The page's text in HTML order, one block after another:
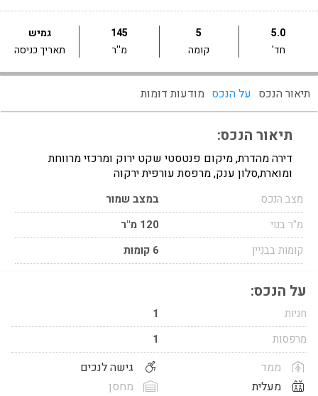
5.0
חד'
5
קומה
145
מ''ר
גמיש
תאריך כניסה
תיאור הנכס על הנכס מודעות דומות
תיאור הנכס:
דירה מהדרת, מיקום פנטסטי שקט ירוק ומרכזי מרווחת
ומוארת,סלון ענק, מרפסת עורפית ירקוה
מצב הנכס
במצב שמור
מ"ר בנוי
120 מ"ר
קומות בבניין
6 קומות
על הנכס:
חניות
1
מרפסות
1
ממד
מעלית
גישה לנכים
מחסן